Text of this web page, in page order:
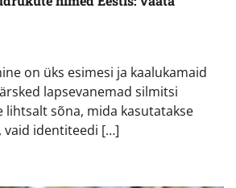
on üks esimesi ja kaalukamaid
lapsevanemad silmitsi
lihtsalt sõna, mida kasutatakse
vaid identiteedi […]